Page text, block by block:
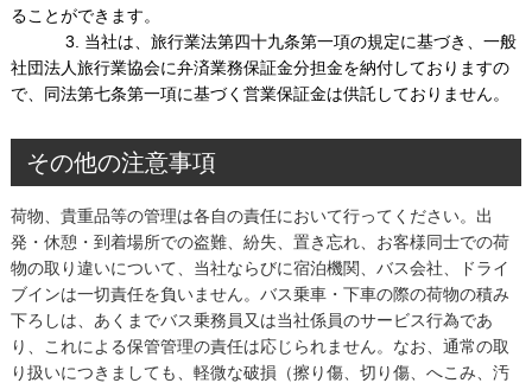
ることができます。
3. 当社は、旅行業法第四十九条第一項の規定に基づき、一般
社団法人旅行業協会に弁済業務保証金分担金を納付しておりますの
で、同法第七条第一項に基づく営業保証金は供託しておりません。
その他の注意事項
荷物、貴重品等の管理は各自の責任において行ってください。出
発・休憩・到着場所での盗難、紛失、置き忘れ、お客様同士での荷
物の取り違いについて、当社ならびに宿泊機関、バス会社、ドライ
ブインは一切責任を負いません。バス乗車・下車の際の荷物の積み
下ろしは、あくまでバス乗務員又は当社係員のサービス行為であ
り、これによる保管管理の責任は応じられません。なお、通常の取
り扱いにつきましても、軽微な破損（擦り傷、切り傷、へこみ、汚